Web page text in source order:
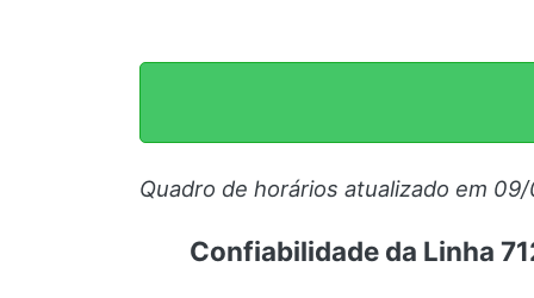
Quadro de horários atualizado em
Confiabilidade da Linha